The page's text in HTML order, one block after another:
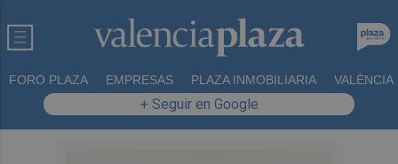
FORO PLAZA EMPRESAS PLAZA INMOBILIARIA VALÈNCIA
+ Seguir en Google